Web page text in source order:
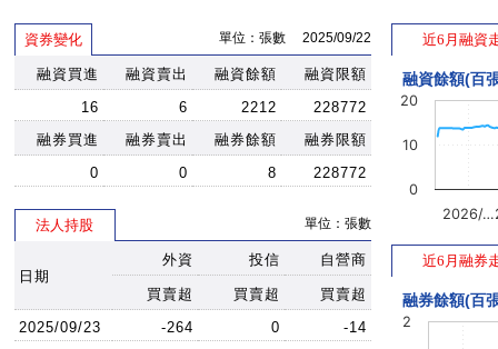
資券變化 單位：張數 2025/09/22
融資買進 融資賣出 融資餘額
融資限額
16
6 2212
228772
融券買進
融券賣出 融券餘額
融券限額
0
0 8 228772
法人持股 單位：張數
日期
外資 投信 自營商
買賣超 買賣超
買賣超
2025/09/23
-264 0
-14
近6月融資
融資餘額(百
2026/…
0
10
20
近6月融券
融券餘額(百
2